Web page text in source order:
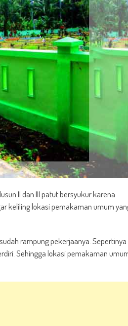
II dan III patut bersyukur karena
keliling lokasi pemakaman umum
rampung pekerjaanya. Sepertinya
Sehingga lokasi pemakaman